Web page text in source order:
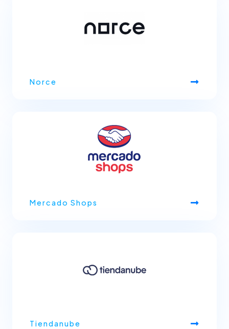
Norce
Mercado Shops
Tiendanube